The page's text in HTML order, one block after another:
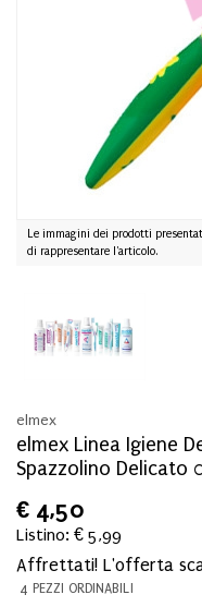
Le immagini dei prodotti
di rappresentare l'articolo.
elmex
elmex Linea Igiene
Spazzolino Delicato
€ 4,50
Listino: € 5,99
Affrettati! L'offerta
4 PEZZI ORDINABILI